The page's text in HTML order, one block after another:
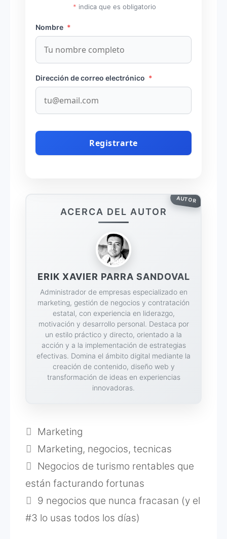
* indica que es obligatorio
Nombre *
Dirección de correo electrónico *
AUTOR
ACERCA DEL AUTOR
ERIK XAVIER PARRA SANDOVAL
Administrador de empresas especializado en
marketing, gestión de negocios y contratación
estatal, con experiencia en liderazgo,
motivación y desarrollo personal. Destaca por
un estilo práctico y directo, orientado a la
acción y a la implementación de estrategias
efectivas. Domina el ámbito digital mediante la
creación de contenido, diseño web y
transformación de ideas en experiencias
innovadoras.
Categorías
Marketing
Etiquetas
Marketing, negocios,tecnicas
Negocios de turismo rentables que
están facturando fortunas
9 negocios que nunca fracasan (y el
#3 lo usas todos los días)